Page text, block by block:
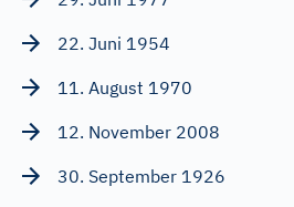
22. Juni 1954
11. August 1970
12. November 2008
30. September 1926